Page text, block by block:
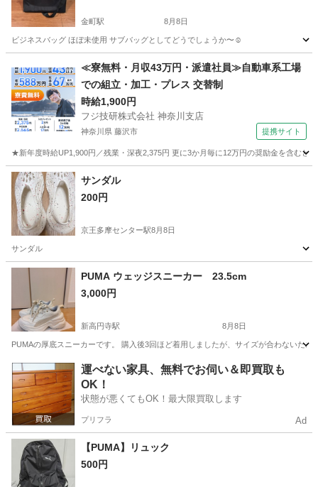
金町駅 8月8日
ビジネスバッグ ほぼ未使用 サブバッグとしてどうでしょうか〜☺︎
金町駅 バッグ
≪寮無料・月収43万円・派遣社員≫自動車系工場
での組立・加工・プレス 交替制
時給1,900円
フジ技研株式会社 神奈川支店
神奈川県 藤沢市 提携サイト
★新年度時給UP1,900円／残業・深夜2,375円 更に3か月毎に12万円の奨励金を含む
神奈川 藤沢市 その他
サンダル
200円
京王多摩センター駅8月8日
サンダル
東京 多摩市 京王多摩センター駅
PUMA ウェッジスニーカー 23.5cm
3,000円
新高円寺駅 8月8日
PUMAの厚底スニーカーです。 購入後3回ほど着用しましたが、サイズが合わないた
東京 杉並区 新高円寺駅 靴
運べない家具、無料でお伺い＆即買取も
OK！
状態が悪くてもOK！最大限買取します
プリフラ Ad
【PUMA】リュック
500円